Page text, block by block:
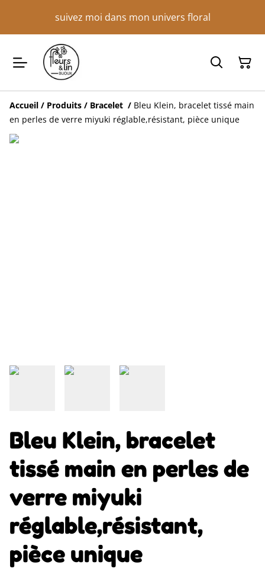
suivez moi dans mon univers floral
Accueil / Produits / Bracelet / Bleu Klein, bracelet tissé main
en perles de verre miyuki réglable,résistant, pièce unique
Bleu Klein, bracelet
tissé main en perles de
verre miyuki
réglable,résistant,
pièce unique